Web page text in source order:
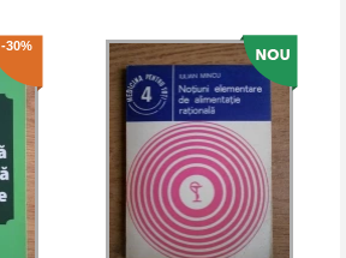
-30%